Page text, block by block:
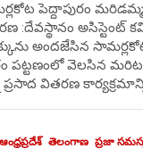
పెద్దాపురం
:దేవస్థానం అసిస్టెంట్
అందజేసిన
పట్టణంలో వెలసిన
వితరణ కార్యక్రమాన్ని
ఆంధ్రప్రదేశ్ తెలంగాణ ప్రజా